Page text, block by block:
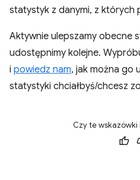
statystyk z danymi, z których
Aktywnie ulepszamy obecne
udostępnimy kolejne.
i powiedz nam, jak można go
statystyki chciałbyś/chcesz
Czy te wskazówki